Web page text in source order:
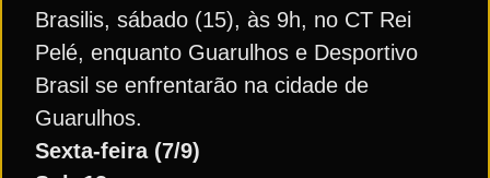
Brasilis, sábado (15), às 9h, no CT Rei
Pelé, enquanto Guarulhos e Desportivo
Brasil se enfrentarão na cidade de
Guarulhos.
Sexta-feira (7/9)